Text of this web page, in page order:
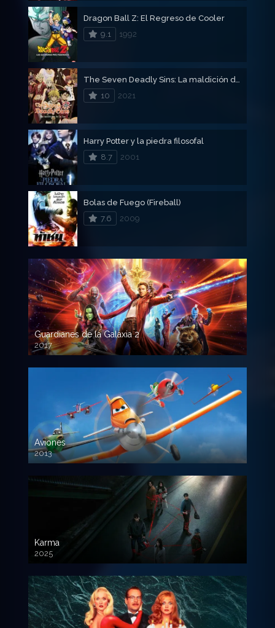
Dragon Ball Z: El Regreso de Cooler
9.1
1992
The Seven Deadly Sins: La maldición de la luz
10
2021
Harry Potter y la piedra filosofal
8.7
2001
Bolas de Fuego (Fireball)
7.6
2009
Guardianes de la Galaxia 2
2017
720p HD
Aviones
2013
720 HD
Karma
2025